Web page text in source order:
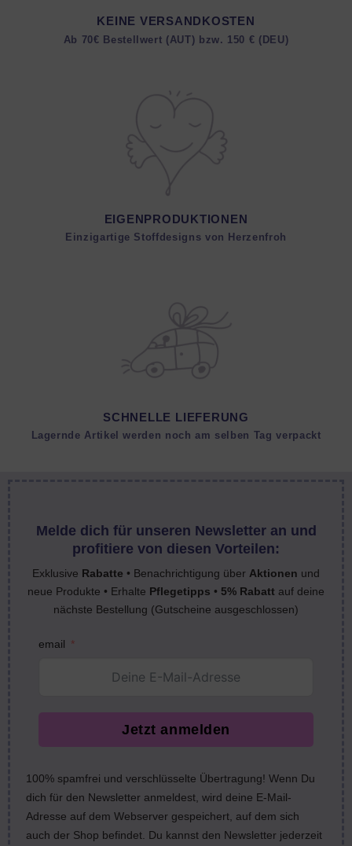
KEINE VERSANDKOSTEN
Ab 70€ Bestellwert (AUT) bzw. 150 € (DEU)
EIGENPRODUKTIONEN
Einzigartige Stoffdesigns von Herzenfroh
SCHNELLE LIEFERUNG
Lagernde Artikel werden noch am selben Tag verpackt
Melde dich für unseren Newsletter an und
profitiere von diesen Vorteilen:
Exklusive Rabatte • Benachrichtigung über Aktionen und
neue Produkte • Erhalte Pflegetipps • 5% Rabatt auf deine
nächste Bestellung (Gutscheine ausgeschlossen)
email
Jetzt anmelden
100% spamfrei und verschlüsselte Übertragung! Wenn Du
dich für den Newsletter anmeldest, wird deine E-Mail-
Adresse auf dem Webserver gespeichert, auf dem sich
auch der Shop befindet. Du kannst den Newsletter jederzeit